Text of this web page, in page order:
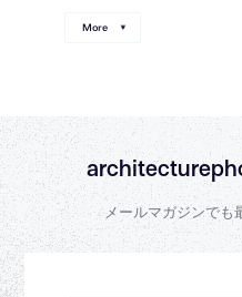
More
メールマガジンでも